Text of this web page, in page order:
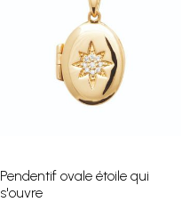
Pendentif ovale étoile qui
s'ouvre